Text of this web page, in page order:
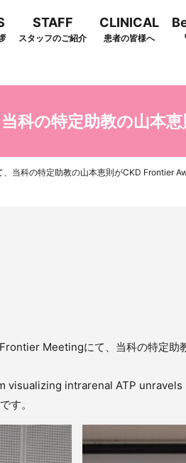
STAFF
スタッフのご紹介
CLINICAL
患者の皆様へ
科の特定助教の山本
当科の特定助教の山本恵則がCKD Frontier
Meetingにて、当科の特定助
visualizing intrarenal ATP
す。